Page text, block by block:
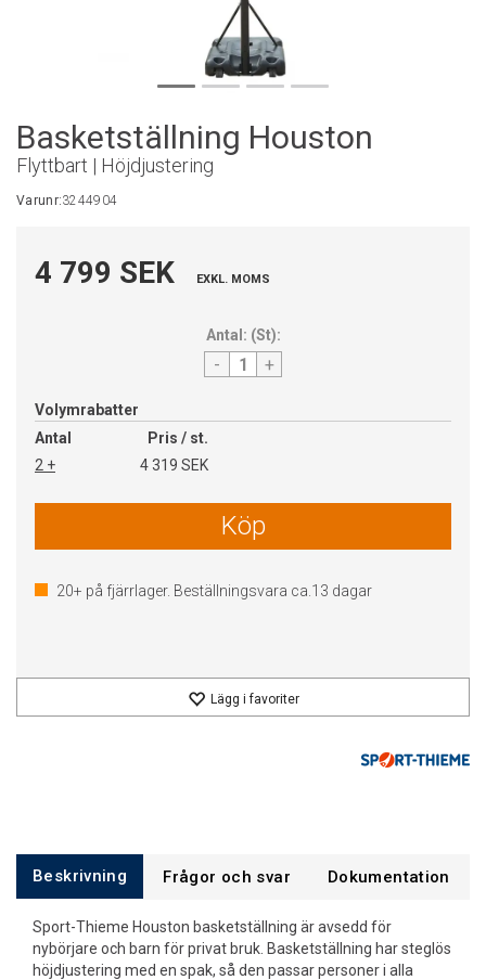
Basketställning Houston
Flyttbart | Höjdjustering
Varunr:3244904
4 799 SEK EXKL. MOMS
Antal: (St):
- +
Volymrabatter
Antal
Pris / st.
2 +
4 319 SEK
Köp
20+ på fjärrlager. Beställningsvara ca. 13 dagar
Lägg i favoriter
Beskrivning Frågor och svar Dokumentation
Sport-Thieme Houston basketställning är avsedd för
nybörjare och barn för privat bruk. Basketställning har steglös
höjdjustering med en spak, så den passar personer i alla